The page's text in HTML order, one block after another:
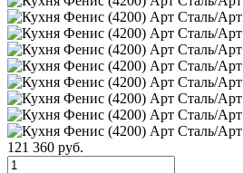
121 360 руб.